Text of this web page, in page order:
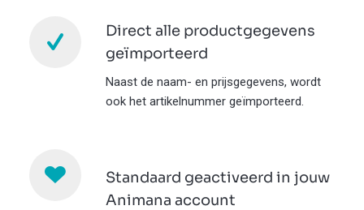
Direct alle productgegevens
geïmporteerd
Naast de naam- en prijsgegevens, wordt
ook het artikelnummer geïmporteerd.
Standaard geactiveerd in jouw
Animana account